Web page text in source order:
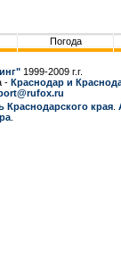
Погода
1999-2009 г.г.
- Краснодар и
Краснодарcкого края